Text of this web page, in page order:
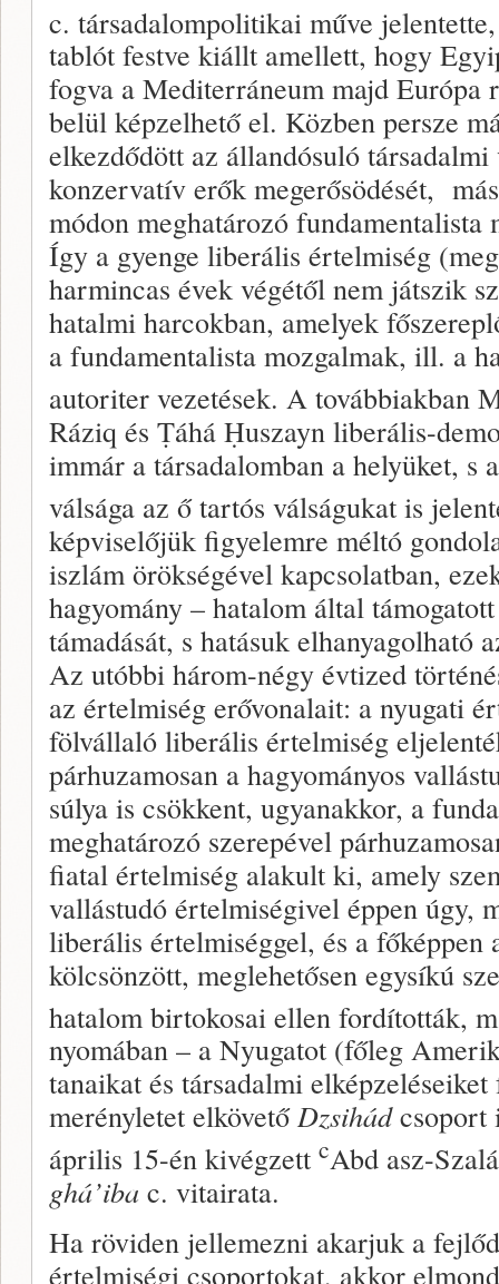
c. társadalompolitikai műve jelentette,
tablót festve kiállt amellett, hogy
fogva a Mediterráneum majd Európa
belül képzelhető el. Közben persze
elkezdődött az állandósuló
konzervatív erők megerősödését,
módon meghatározó fundamentalista
Így a gyenge liberális értelmiség
harmincas évek végétől nem játszik
hatalmi harcokban, amelyek
a fundamentalista mozgalmak, ill. a
autoriter vezetések. A továbbiakban
Ráziq és Ṭáhá Ḥuszayn liberális-
immár a társadalomban a helyüket, s
válsága az ő tartós válságukat is
képviselőjük figyelemre méltó
iszlám örökségével kapcsolatban,
hagyomány – hatalom által
támadását, s hatásuk elhanyagolható
Az utóbbi három-négy évtized
az értelmiség erővonalait: a nyugati
fölvállaló liberális értelmiség
párhuzamosan a hagyományos
súlya is csökkent, ugyanakkor, a
meghatározó szerepével
fiatal értelmiség alakult ki, amely
vallástudó értelmiségivel éppen úgy,
liberális értelmiséggel, és a főképpen
kölcsönzött, meglehetősen egysíkú
hatalom birtokosai ellen fordították,
nyomában – a Nyugatot (főleg
tanaikat és társadalmi
merényletet elkövetőDzsihádcsoport
április 15-én kivégzett cAbd asz-
ghá’iba c. vitairata.
Ha röviden jellemezni akarjuk a
értelmiségi csoportokat, akkor